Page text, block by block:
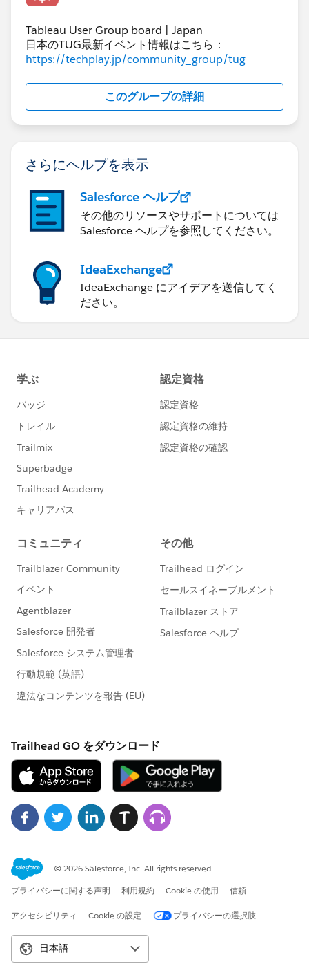
に個別の日付があるため日単位で結合しようとしたが、
Cには1月1日～1月3日に該当する日付が無く結合できな
いためです。
ここでビュー上からAの日付を除去すると、Cの値が表
とが分かると思います。（SQL的には集計時に
す）
ここでデータペインの日付リンクを手動でオンにすると
どうなるかというと、Cの値が消えます。ビュー上には
日付ディメンションがないものの、リンク指定によって
は1月だけが正しく表示され、Cの2月のデータは出てき
ません。これは日付のブレンドリレーションを自動にし
ておくと『ビューの粒度に合わせて自動的にブレンドの
粒度も変える』という調整が働くためで、ここでは日単
位ではなく月単位で集計した後に結合をすることにな
り、Aは1月のデータしか持っていませんからCも1月の
データだけが表示されてCの2月は消えるというわけで
Tableau User Group board | Japan
日本のTUG最新イベント情報はこちら：
https://techplay.jp/community_group/tug
このグループの詳細
さらにヘルプを表示
Salesforce ヘルプ
その他のリソースやサポートについては
Salesforce ヘルプを参照してください。
IdeaExchange
IdeaExchange にアイデアを送信してく
ださい。